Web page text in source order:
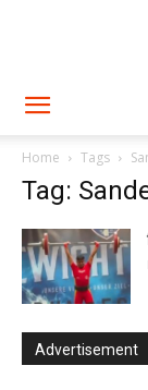
Home Tags
Tag:
Advertisement